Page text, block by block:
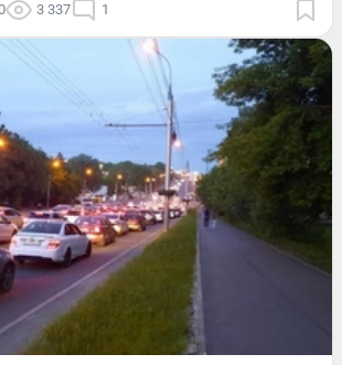
3 337 1